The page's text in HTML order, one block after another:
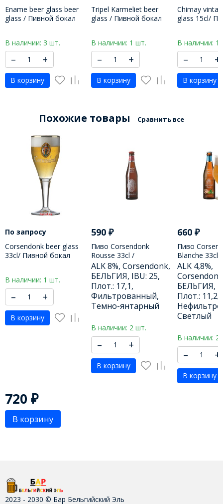
Ename beer glass beer
glass / Пивной бокал
В наличии: 3 шт.
– +
В корзину
Tripel Karmeliet beer
glass / Пивной бокал
В наличии: 1 шт.
– +
В корзину
Chimay
glass 15cl/
В наличии: 1
– +
В корзину
Похожие товары Сравнить все
По запросу
Corsendonk beer glass
33cl/ Пивной бокал
В наличии: 1 шт.
– +
В корзину
590 ₽
Пиво Corsendonk
Rousse 33cl /
Корсендонк Русс 330
МЛ
ALK 8%, Corsendonk,
БЕЛЬГИЯ, IBU: 25,
Плот.: 17,1,
Фильтрованный,
Темно-янтарный
В наличии: 2 шт.
– +
В корзину
660 ₽
Пиво
Blanche 33cl /
Корседонк
МЛ
ALK 4,8%,
БЕЛЬГИЯ,
Плот.: 11,2,
Светлый
В наличии: 2
– +
В корзину
720 ₽
В корзину
2023 - 2030 © Бар Бельгийский Эль